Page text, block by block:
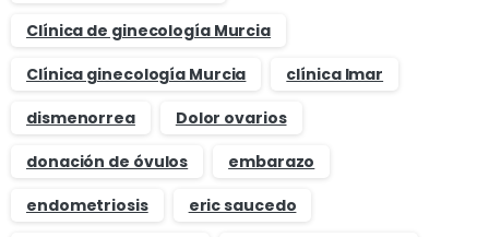
Clínica de ginecología Murcia
Clínica ginecología Murcia
clínica Imar
dismenorrea
Dolor ovarios
donación de óvulos
embarazo
endometriosis
eric saucedo